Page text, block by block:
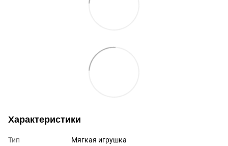
Характеристики
Тип Мягкая игрушка